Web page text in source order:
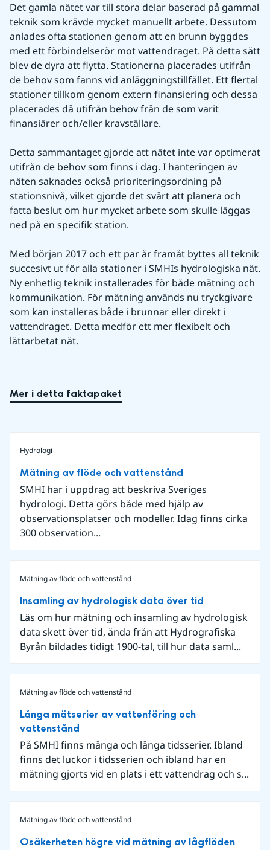
Det gamla nätet var till stora delar baserad på gammal
teknik som krävde mycket manuellt arbete. Dessutom
anlades ofta stationen genom att en brunn byggdes
med ett förbindelserör mot vattendraget. På detta sätt
blev de dyra att flytta. Stationerna placerades utifrån
de behov som fanns vid anläggningstillfället. Ett flertal
stationer tillkom genom extern finansiering och dessa
placerades då utifrån behov från de som varit
finansiärer och/eller kravställare.
Detta sammantaget gjorde att nätet inte var optimerat
utifrån de behov som finns i dag. I hanteringen av
näten saknades också prioriteringsordning på
stationsnivå, vilket gjorde det svårt att planera och
fatta beslut om hur mycket arbete som skulle läggas
ned på en specifik station.
Med början 2017 och ett par år framåt byttes all teknik
succesivt ut för alla stationer i SMHIs hydrologiska nät.
Ny enhetlig teknik installerades för både mätning och
kommunikation. För mätning används nu tryckgivare
som kan installeras både i brunnar eller direkt i
vattendraget. Detta medför ett mer flexibelt och
lättarbetat nät.
Mer i detta faktapaket
Hydrologi
Mätning av flöde och vattenstånd
SMHI har i uppdrag att beskriva Sveriges
hydrologi. Detta görs både med hjälp av
observationsplatser och modeller. Idag finns cirka
300 observation...
Mätning av flöde och vattenstånd
Insamling av hydrologisk data över tid
Läs om hur mätning och insamling av hydrologisk
data skett över tid, ända från att Hydrografiska
Byrån bildades tidigt 1900-tal, till hur data saml...
Mätning av flöde och vattenstånd
Långa mätserier av vattenföring och
vattenstånd
På SMHI finns många och långa tidsserier. Ibland
finns det luckor i tidsserien och ibland har en
mätning gjorts vid en plats i ett vattendrag och s...
Mätning av flöde och vattenstånd
Osäkerheten högre vid mätning av lågflöden